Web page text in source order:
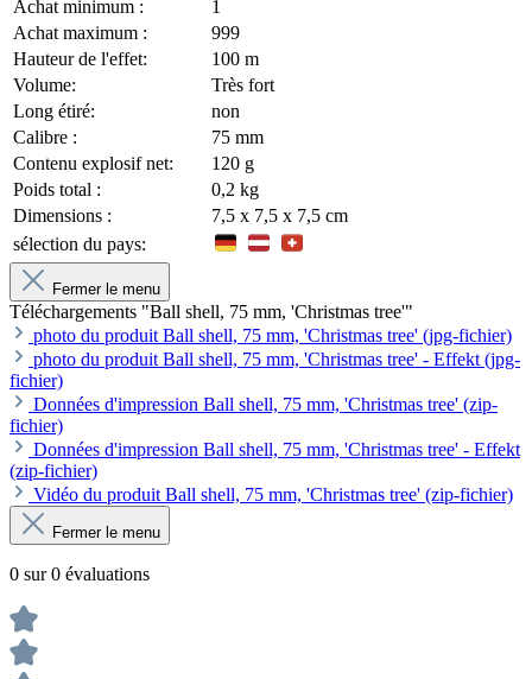
Achat minimum :
1
Achat maximum :
999
Hauteur de l'effet:
100 m
Volume:
Très fort
Long étiré:
non
Calibre :
75 mm
Contenu explosif net:
120 g
Poids total :
0,2 kg
Dimensions :
7,5 x 7,5 x 7,5 cm
sélection du pays:
Fermer le menu
Téléchargements "Ball shell, 75 mm, 'Christmas tree'"
photo du produit Ball shell, 75 mm, 'Christmas tree' (jpg-fichier)
photo du produit Ball shell, 75 mm, 'Christmas tree' - Effekt (jpg-
fichier)
Données d'impression Ball shell, 75 mm, 'Christmas tree' (zip-
fichier)
Données d'impression Ball shell, 75 mm, 'Christmas tree' - Effekt
(zip-fichier)
Vidéo du produit Ball shell, 75 mm, 'Christmas tree' (zip-fichier)
Fermer le menu
0 sur 0 évaluations